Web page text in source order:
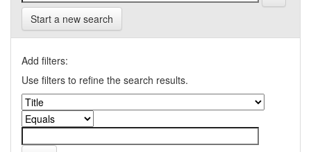
Start a new search
Add filters:
Use filters to refine the search results.